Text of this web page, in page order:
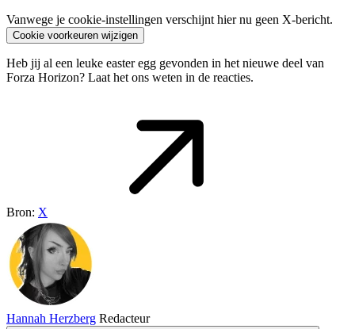
Vanwege je cookie-instellingen verschijnt hier nu geen X-bericht.
Cookie voorkeuren wijzigen
Heb jij al een leuke easter egg gevonden in het nieuwe deel van
Forza Horizon? Laat het ons weten in de reacties.
Bron: X
Hannah Herzberg Redacteur